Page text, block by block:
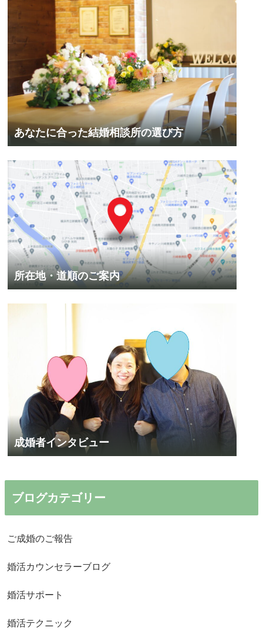
あなたに合った結婚相談所の選び方
所在地・道順のご案内
成婚者インタビュー
ブログカテゴリー
ご成婚のご報告
婚活カウンセラーブログ
婚活サポート
婚活テクニック